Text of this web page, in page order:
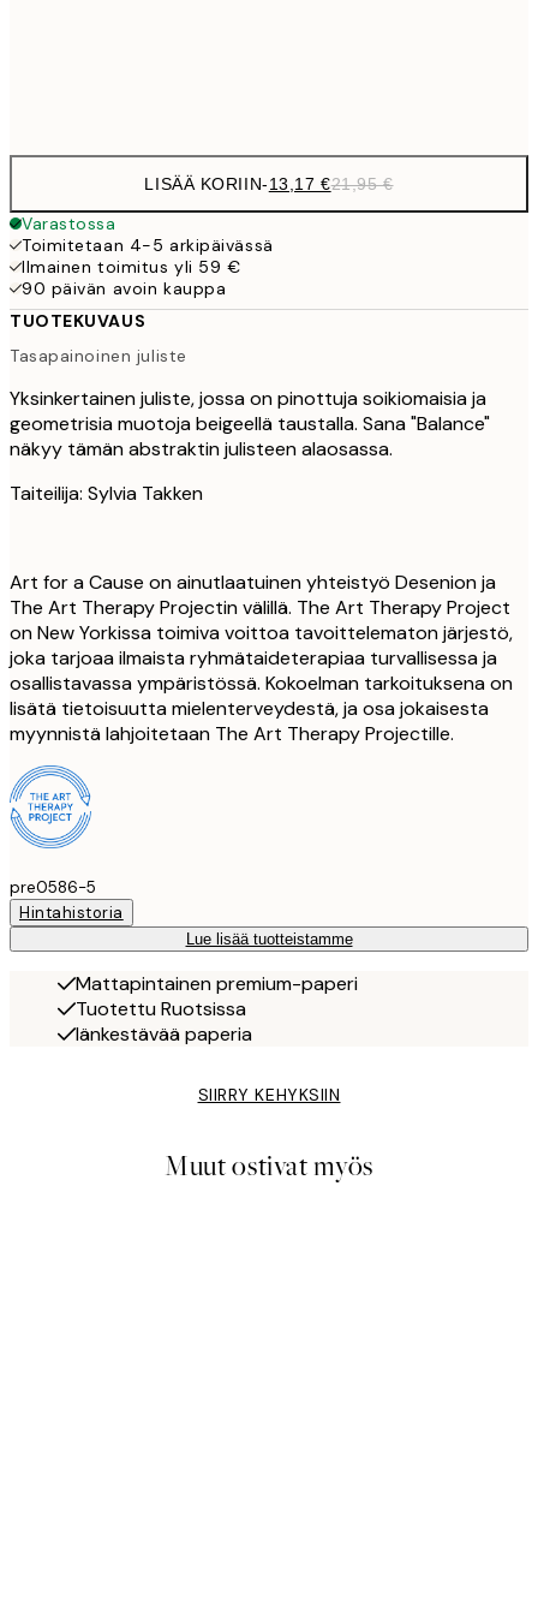
LISÄÄ KORIIN-13,17 €21,95 €
Varastossa
Toimitetaan 4-5 arkipäivässä
Ilmainen toimitus yli 59 €
90 päivän avoin kauppa
TUOTEKUVAUS
Tasapainoinen juliste
Yksinkertainen juliste, jossa on pinottuja soikiomaisia ja
geometrisia muotoja beigeellä taustalla. Sana "Balance"
näkyy tämän abstraktin julisteen alaosassa.
Taiteilija: Sylvia Takken
Art for a Cause on ainutlaatuinen yhteistyö Desenion ja
The Art Therapy Projectin välillä. The Art Therapy Project
on New Yorkissa toimiva voittoa tavoittelematon järjestö,
joka tarjoaa ilmaista ryhmätaideterapiaa turvallisessa ja
osallistavassa ympäristössä. Kokoelman tarkoituksena on
lisätä tietoisuutta mielenterveydestä, ja osa jokaisesta
myynnistä lahjoitetaan The Art Therapy Projectille.
pre0586-5
Hintahistoria
Lue lisää tuotteistamme
Mattapintainen premium-paperi
Tuotettu Ruotsissa
Iänkestävää paperia
SIIRRY KEHYKSIIN
Muut ostivat myös